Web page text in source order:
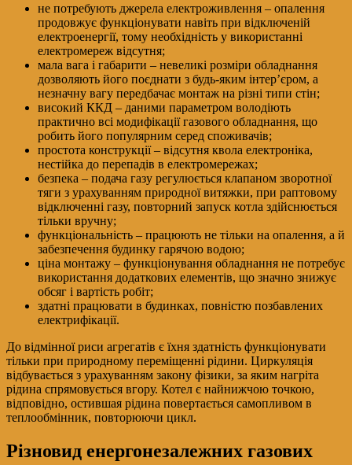
не потребують джерела електроживлення – опалення
продовжує функціонувати навіть при відключеній
електроенергії, тому необхідність у використанні
електромереж відсутня;
мала вага і габарити – невеликі розміри обладнання
дозволяють його поєднати з будь-яким інтер’єром, а
незначну вагу передбачає монтаж на різні типи стін;
високий ККД – даними параметром володіють
практично всі модифікації газового обладнання, що
робить його популярним серед споживачів;
простота конструкції – відсутня квола електроніка,
нестійка до перепадів в електромережах;
безпека – подача газу регулюється клапаном зворотної
тяги з урахуванням природної витяжки, при раптовому
відключенні газу, повторний запуск котла здійснюється
тільки вручну;
функціональність – працюють не тільки на опалення, а й
забезпечення будинку гарячою водою;
ціна монтажу – функціонування обладнання не потребує
використання додаткових елементів, що значно знижує
обсяг і вартість робіт;
здатні працювати в будинках, повністю позбавлених
електрифікації.
До відмінної риси агрегатів є їхня здатність функціонувати
тільки при природному переміщенні рідини. Циркуляція
відбувається з урахуванням закону фізики, за яким нагріта
рідина спрямовується вгору. Котел є найнижчою точкою,
відповідно, остившая рідина повертається самопливом в
теплообмінник, повторюючи цикл.
Різновид енергонезалежних газових